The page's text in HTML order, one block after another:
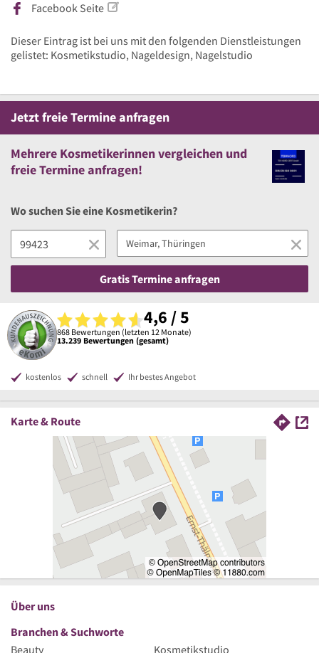
Facebook Seite
Dieser Eintrag ist bei uns mit den folgenden Dienstleistungen
gelistet: Kosmetikstudio, Nageldesign, Nagelstudio
JetztfreieTermine anfragen
Mehrere Kosmetikerinnen vergleichen und
freieTermine anfragen!
Wo suchen Sie eine Kosmetikerin?
Gratis Termine anfragen
4,6 / 5
868 Bewertungen (letzten 12 Monate)
13.239 Bewertungen (gesamt)
kostenlos schnell Ihr bestes Angebot
Karte & Route
Über uns
Branchen & Suchworte
Beauty
Kosmetikstudio